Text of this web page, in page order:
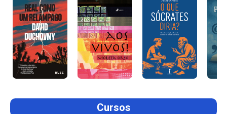
Cursos